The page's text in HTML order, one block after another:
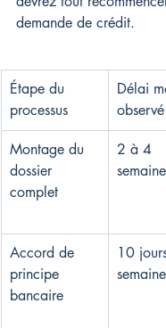
demande de crédit.
Étape du
processus
Délai
observé
Montage du
dossier
complet
2 à 4
Accord de
principe
bancaire
10